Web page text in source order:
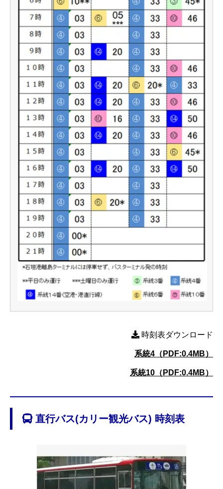
時刻表ダウンロード
系統4（PDF:0.4MB）
系統10（PDF:0.4MB）
直行バス(カリー観光バス) 時刻表